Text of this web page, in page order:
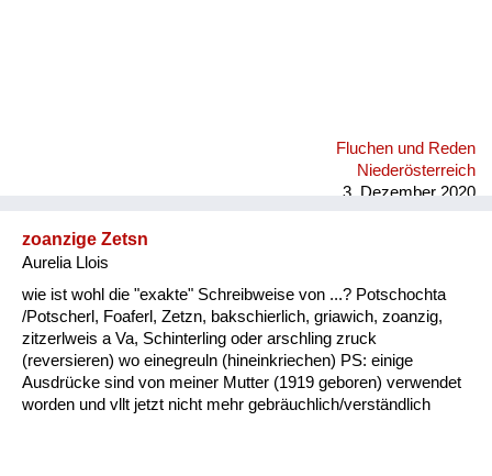
Fluchen und Reden
Niederösterreich
3. Dezember 2020
zoanzige Zetsn
Aurelia Llois
wie ist wohl die "exakte" Schreibweise von ...? Potschochta
/Potscherl, Foaferl, Zetzn, bakschierlich, griawich, zoanzig,
zitzerlweis a Va, Schinterling oder arschling zruck
(reversieren) wo einegreuln (hineinkriechen) PS: einige
Ausdrücke sind von meiner Mutter (1919 geboren) verwendet
worden und vllt jetzt nicht mehr gebräuchlich/verständlich